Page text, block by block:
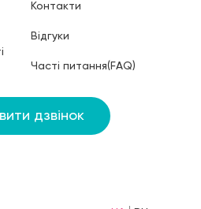
Контакти
Відгуки
Часті питання(FAQ)
дзвінок